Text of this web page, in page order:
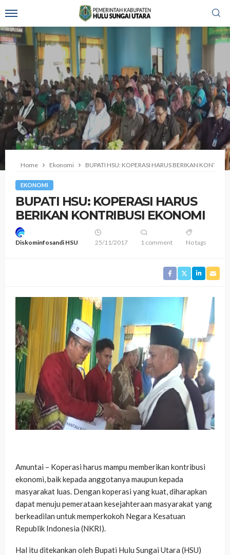
Home Ekonomi BUPATI HSU: KOPERASI HARUS BERIKAN
EKONOMI
BUPATI HSU: KOPERASI HARUS
BERIKAN KONTRIBUSI EKONOMI
Diskominfosandi HSU 25/11/2017 1 comment No tags
Amuntai – Koperasi harus mampu memberikan kontribusi
ekonomi, baik kepada anggotanya maupun kepada
masyarakat luas. Dengan koperasi yang kuat, diharapkan
dapat menuju pemerataan kesejahteraan masyarakat yang
berkeadilan untuk memperkokoh Negara Kesatuan
Republik Indonesia (NKRI).
Hal itu ditekankan oleh Bupati Hulu Sungai Utara (HSU)